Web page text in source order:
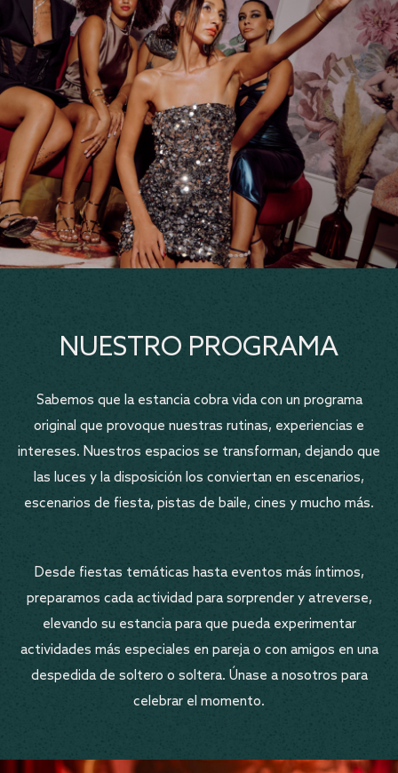
NUESTRO PROGRAMA
Sabemos que la estancia cobra vida con un programa
original que provoque nuestras rutinas, experiencias e
intereses. Nuestros espacios se transforman, dejando que
las luces y la disposición los conviertan en escenarios,
escenarios de fiesta, pistas de baile, cines y mucho más.
Desde fiestas temáticas hasta eventos más íntimos,
preparamos cada actividad para sorprender y atreverse,
elevando su estancia para que pueda experimentar
actividades más especiales en pareja o con amigos en una
despedida de soltero o soltera. Únase a nosotros para
celebrar el momento.